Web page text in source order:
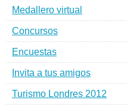
Medallero virtual
Concursos
Encuestas
Invita a tus amigos
Turismo Londres 2012